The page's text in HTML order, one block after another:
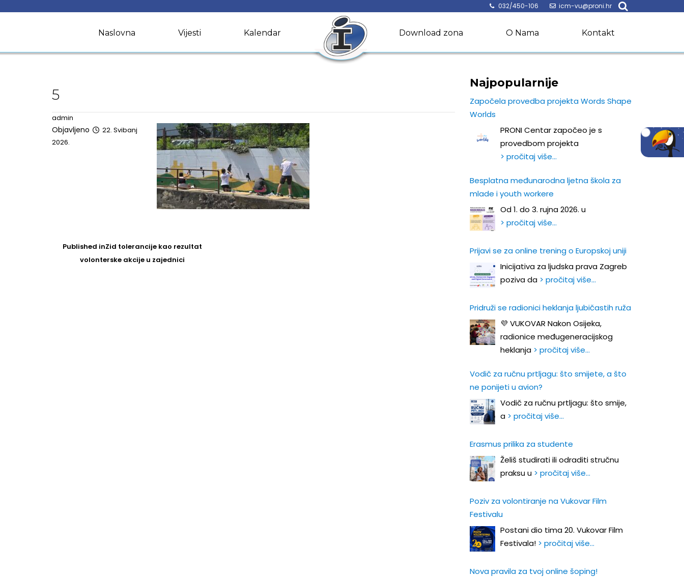
032/450-106 icm-vu@proni.hr
Naslovna Vijesti Kalendar Download zona O Nama Kontakt
5
admin
Objavljeno
22. Svibanj
2026.
navigation
Published inZid tolerancije kao rezultat
volonterske akcije u zajednici
Najpopularnije
Započela provedba projekta Words Shape
Worlds
PRONI Centar započeo je s
provedbom projekta
> pročitaj više…
Besplatna međunarodna ljetna škola za
mlade i youth workere
Od 1. do 3. rujna 2026. u
> pročitaj više…
Prijavi se za online trening o Europskoj uniji
Inicijativa za ljudska prava Zagreb
poziva da > pročitaj više…
Pridruži se radionici heklanja ljubičastih ruža
💜 VUKOVAR Nakon Osijeka,
radionice međugeneracijskog
heklanja > pročitaj više…
Vodič za ručnu prtljagu: što smijete, a što
ne ponijeti u avion?
Vodič za ručnu prtljagu: što smije,
a > pročitaj više…
Erasmus prilika za studente
Želiš studirati ili odraditi stručnu
praksu u > pročitaj više…
Poziv za volontiranje na Vukovar Film
Festivalu
Postani dio tima 20. Vukovar Film
Festivala! > pročitaj više…
Nova pravila za tvoj online šoping!